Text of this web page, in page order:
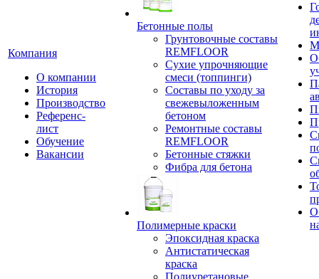
Компания
О компании
История
Производство
Референс-
лист
Обучение
Вакансии
Бетонные полы
Грунтовочные составы
REMFLOOR
Сухие упрочняющие
смеси (топпинги)
Составы по уходу за
свежевыложенным
бетоном
Ремонтные составы
REMFLOOR
Бетонные стяжки
Фибра для бетона
Полимерные краски
Эпоксидная краска
Антистатическая
краска
Полиуретановые